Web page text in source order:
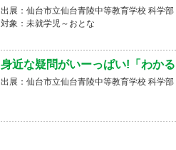
出展：仙台市立仙台青陵中等教育学校 科学部
対象：未就学児～おとな
身近な疑問がいーっぱい!「わか
出展：仙台市立仙台青陵中等教育学校 科学部